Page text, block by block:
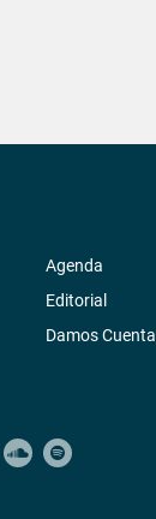
Agenda
Editorial
Damos Cuenta